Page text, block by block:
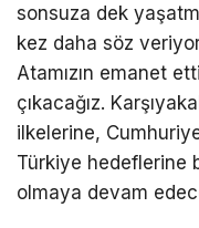
sonsuza dek
kez daha söz
Atamızın emanet
çıkacağız.
ilkelerine,
Türkiye hedeflerine
olmaya devam